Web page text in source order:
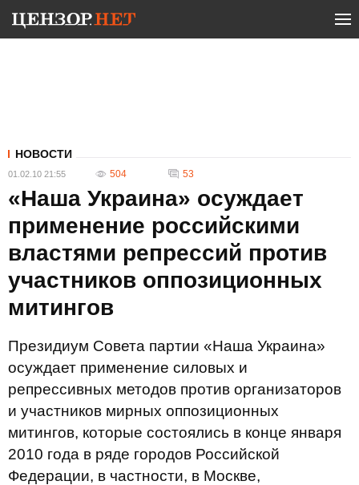
НОВОСТИ
01.02.10 21:55 504 53
«Наша Украина» осуждает
применение российскими
властями репрессий против
участников оппозиционных
митингов
Президиум Совета партии «Наша Украина»
осуждает применение силовых и
репрессивных методов против организаторов
и участников мирных оппозиционных
митингов, которые состоялись в конце января
2010 года в ряде городов Российской
Федерации, в частности, в Москве,